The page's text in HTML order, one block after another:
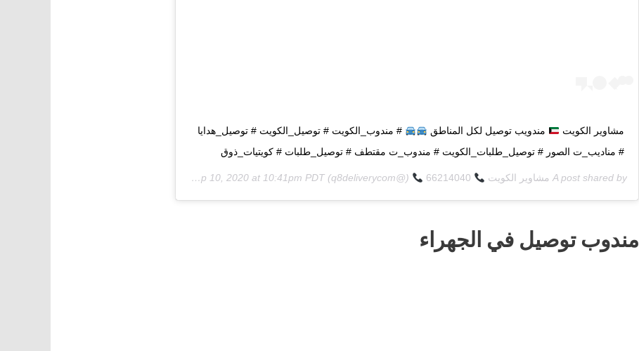
مشاوير الكويت مندويب توصيل لكل المناطق
# مندوب_الكويت # توصيل_الكويت # توصيل_هدايا
# مناديب_ت الصور # توصيل_طلبات_الكويت # مندوب_ت مقتطف # توصيل_طلبات # كويتيات_ذوق
A post shared by مشاوير الكويت (@q8deliverycom) on
Sep 10, 2020 at 10:41pm PDT
مندوب توصيل في الجهراء